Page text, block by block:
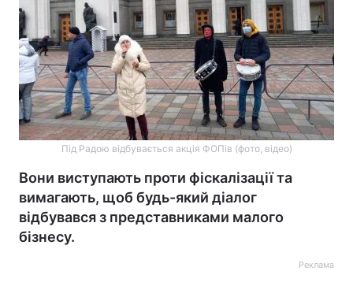
Під Радою відбувається акція ФОПів (фото, відео)
Вони виступають проти фіскалізації та
вимагають, щоб будь-який діалог
відбувався з представниками малого
бізнесу.
Реклама